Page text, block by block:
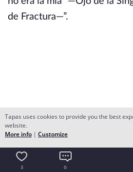
de Fractura—”.
3 0
Tapas uses cookies to provide you the best
website.
More info | Customize